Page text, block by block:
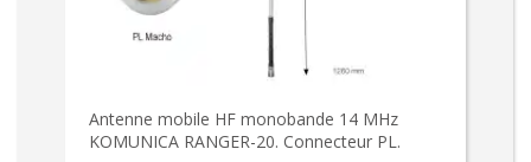
Antenne mobile HF monobande 14 MHz
KOMUNICA RANGER-20. Connecteur PL.